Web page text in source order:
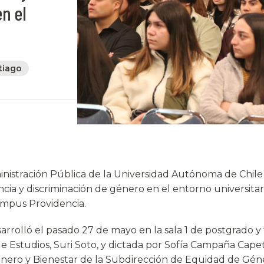
el
Pública de la Universidad Autónoma de
y discriminación de género en el entorno
Providencia.
el pasado 27 de mayo en la sala 1 de postgrado
Estudios, Suri Soto, y dictada por Sofía Campaña
y Bienestar de la Subdirección de Equidad de